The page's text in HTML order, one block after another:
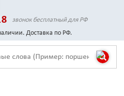
звонок бесплатный для РФ
Доставка по РФ.